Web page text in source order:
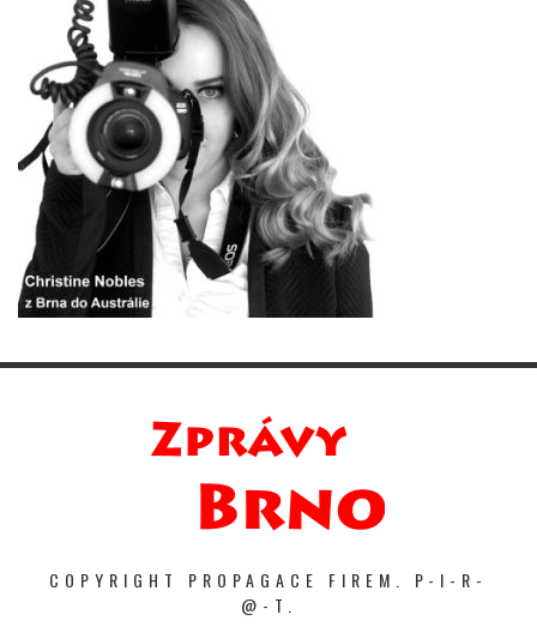
COPYRIGHT PROPAGACE FIREM. P-I-R-
@-T.